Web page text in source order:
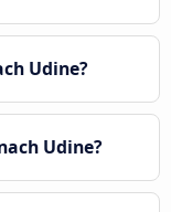
Udine?
Udine?